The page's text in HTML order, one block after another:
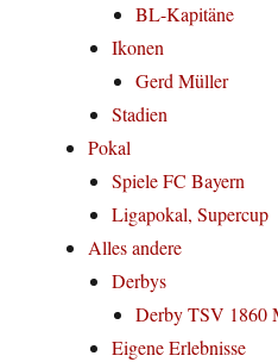
BL-Kapitäne
Ikonen
Gerd Müller
Stadien
Pokal
Spiele FC Bayern
Ligapokal, Supercup
Alles andere
Derbys
Derby TSV 1860
Eigene Erlebnisse